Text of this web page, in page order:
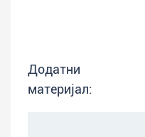
Додатни
материјал: